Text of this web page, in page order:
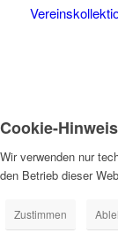
Cookie-Hinweis
Wir verwenden nur
den Betrieb dieser
Zustimmen